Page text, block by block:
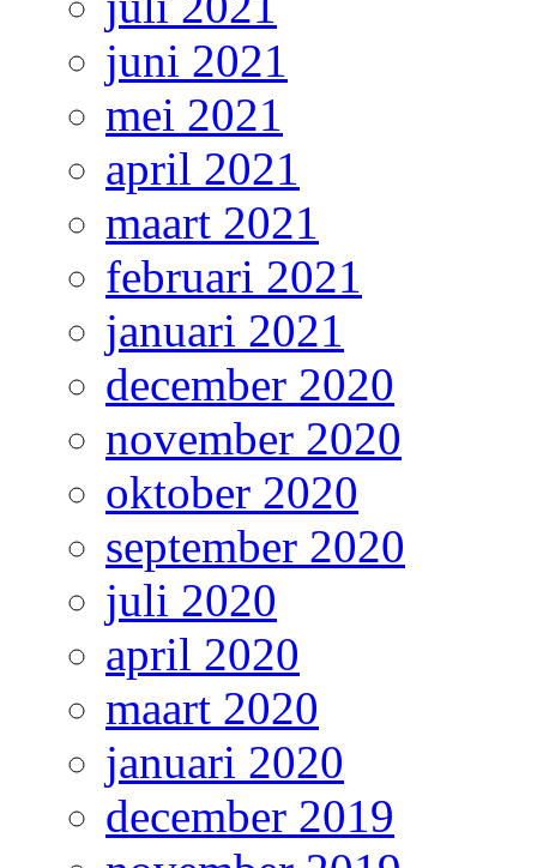
juni 2021
mei 2021
april 2021
maart 2021
februari 2021
januari 2021
december 2020
november 2020
oktober 2020
september 2020
juli 2020
april 2020
maart 2020
januari 2020
december 2019